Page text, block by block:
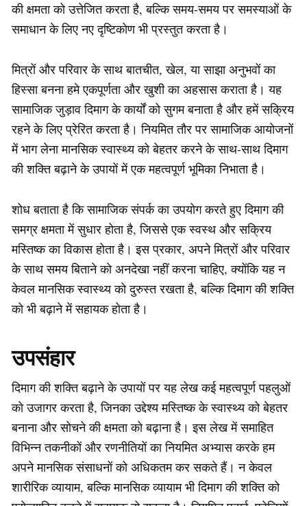
की क्षमता को उत्तेजित करता है, बल्कि समय-समय पर समस्याओं के
समाधान के लिए नए दृष्टिकोण भी प्रस्तुत करता है।
मित्रों और परिवार के साथ बातचीत, खेल, या साझा अनुभवों का
हिस्सा बनना हमे एकपूर्णता और खुशी का अहसास कराता है। यह
सामाजिक जुड़ाव दिमाग के कार्यों को सुगम बनाता है और हमें सक्रिय
रहने के लिए प्रेरित करता है। नियमित तौर पर सामाजिक आयोजनों
में भाग लेना मानसिक स्वास्थ्य को बेहतर करने के साथ-साथ दिमाग
की शक्ति बढ़ाने के उपायों में एक महत्वपूर्ण भूमिका निभाता है।
शोध बताता है कि सामाजिक संपर्क का उपयोग करते हुए दिमाग की
समग्र क्षमता में सुधार होता है, जिससे एक स्वस्थ और सक्रिय
मस्तिष्क का विकास होता है। इस प्रकार, अपने मित्रों और परिवार
के साथ समय बिताने को अनदेखा नहीं करना चाहिए, क्योंकि यह न
केवल मानसिक स्वास्थ्य को दुरुस्त रखता है, बल्कि दिमाग की शक्ति
को भी बढ़ाने में सहायक होता है।
उपसंहार
दिमाग की शक्ति बढ़ाने के उपायों पर यह लेख कई महत्वपूर्ण पहलुओं
को उजागर करता है, जिनका उद्देश्य मस्तिष्क के स्वास्थ्य को बेहतर
बनाना और सोचने की क्षमता को बढ़ाना है। इस लेख में समाहित
विभिन्न तकनीकों और रणनीतियों का नियमित अभ्यास करके हम
अपने मानसिक संसाधनों को अधिकतम कर सकते हैं। न केवल
शारीरिक व्यायाम, बल्कि मानसिक व्यायाम भी दिमाग की शक्ति को